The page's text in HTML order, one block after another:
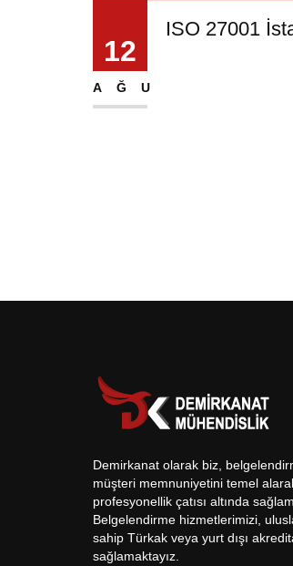
12
AĞU
ISO 27001
Demirkanat olarak biz,
müşteri memnuniyetini temel
profesyonellik çatısı altında
Belgelendirme hizmetlerimizi,
sahip Türkak veya yurt dışı
sağlamaktayız.